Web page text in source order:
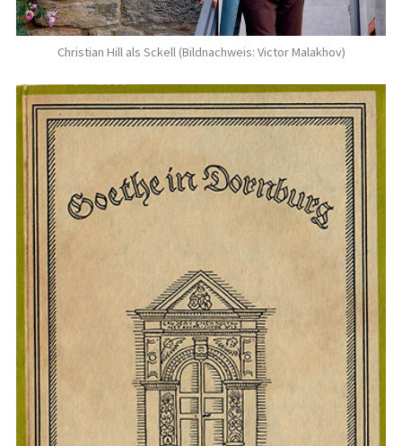
Christian Hill als Sckell (Bildnachweis: Victor Malakhov)